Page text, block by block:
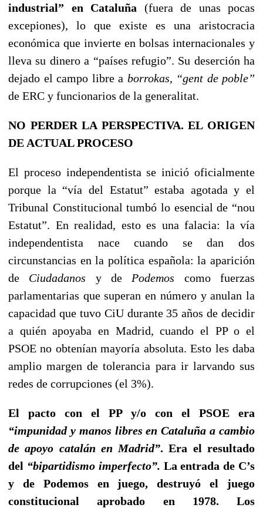
industrial” en Cataluña (fuera de unas pocas
excepiones), lo que existe es una aristocracia
económica que invierte en bolsas internacionales y
lleva su dinero a “países refugio”. Su deserción ha
dejado el campo libre a borrokas, “gent de poble”
de ERC y funcionarios de la generalitat.
NO PERDER LA PERSPECTIVA. EL ORIGEN
DE ACTUAL PROCESO
El proceso independentista se inició oficialmente
porque la “vía del Estatut” estaba agotada y el
Tribunal Constitucional tumbó lo esencial de “nou
Estatut”. En realidad, esto es una falacia: la vía
independentista nace cuando se dan dos
circunstancias en la política española: la aparición
de Ciudadanos y de Podemos como fuerzas
parlamentarias que superan en número y anulan la
capacidad que tuvo CiU durante 35 años de decidir
a quién apoyaba en Madrid, cuando el PP o el
PSOE no obtenían mayoría absoluta. Esto les daba
amplio margen de tolerancia para ir larvando sus
redes de corrupciones (el 3%).
El pacto con el PP y/o con el PSOE era
“impunidad y manos libres en Cataluña a cambio
de apoyo catalán en Madrid”. Era el resultado
del “bipartidismo imperfecto”. La entrada de C’s
y de Podemos en juego, destruyó el juego
constitucional aprobado en 1978. Los